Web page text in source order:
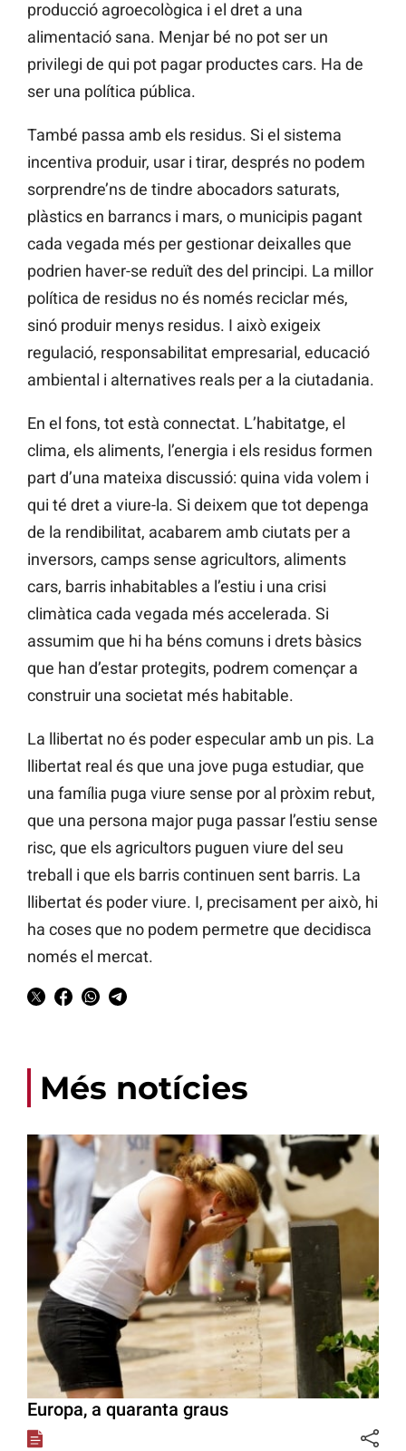
producció agroecològica i el dret a una
alimentació sana. Menjar bé no pot ser un
privilegi de qui pot pagar productes cars. Ha de
ser una política pública.
També passa amb els residus. Si el sistema
incentiva produir, usar i tirar, després no podem
sorprendre’ns de tindre abocadors saturats,
plàstics en barrancs i mars, o municipis pagant
cada vegada més per gestionar deixalles que
podrien haver-se reduït des del principi. La millor
política de residus no és només reciclar més,
sinó produir menys residus. I això exigeix
regulació, responsabilitat empresarial, educació
ambiental i alternatives reals per a la ciutadania.
En el fons, tot està connectat. L’habitatge, el
clima, els aliments, l’energia i els residus formen
part d’una mateixa discussió: quina vida volem i
qui té dret a viure-la. Si deixem que tot depenga
de la rendibilitat, acabarem amb ciutats per a
inversors, camps sense agricultors, aliments
cars, barris inhabitables a l’estiu i una crisi
climàtica cada vegada més accelerada. Si
assumim que hi ha béns comuns i drets bàsics
que han d’estar protegits, podrem començar a
construir una societat més habitable.
La llibertat no és poder especular amb un pis. La
llibertat real és que una jove puga estudiar, que
una família puga viure sense por al pròxim rebut,
que una persona major puga passar l’estiu sense
risc, que els agricultors puguen viure del seu
treball i que els barris continuen sent barris. La
llibertat és poder viure. I, precisament per això, hi
ha coses que no podem permetre que decidisca
només el mercat.
Més notícies
Europa, a quaranta graus